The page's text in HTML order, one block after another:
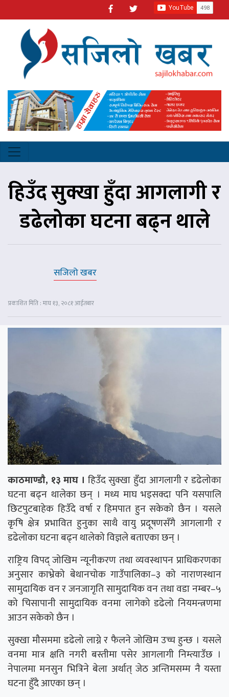
हिउँद सुक्खा हुँदा आगलागी र
डढेलोका घटना बढ्न थाले
सजिलो खबर
प्रकाशित मिति : माघ १३, २०८१ आईतबार
काठमाण्डाै, १३ माघ । हिउँद सुक्खा हुँदा आगलागी र डढेलोका
घटना बढ्न थालेका छन् । मध्य माघ भइसक्दा पनि यसपालि
छिटपुटबाहेक हिउँदे वर्षा र हिमपात हुन सकेको छैन । यसले
कृषि क्षेत्र प्रभावित हुनुका साथै वायु प्रदूषणसँगै आगलागी र
डढेलोका घटना बढ्न थालेको विज्ञले बताएका छन् ।
राष्ट्रिय विपद् जोखिम न्यूनीकरण तथा व्यवस्थापन प्राधिकरणका
अनुसार काभ्रेको बेथानचोक गाउँपालिका–३ को नाराणस्थान
सामुदायिक वन र जनजागृति सामुदायिक वन तथा वडा नम्बर–५
को चिसापानी सामुदायिक वनमा लागेको डढेलो नियमन्त्रणमा
आउन सकेको छैन ।
सुक्खा मौसममा डढेलो लाग्ने र फैलने जोखिम उच्च हुन्छ । यसले
वनमा मात्र क्षति नगरी बस्तीमा पसेर आगलागी निम्त्याउँछ ।
नेपालमा मनसुन भित्रिने बेला अर्थात् जेठ अन्तिमसम्म नै यस्ता
घटना हुँदै आएका छन् ।